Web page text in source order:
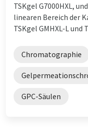
TSKgel G7000HXL,
linearen Bereich der
TSKgel GMHXL-L und
Chromatographie
GPC-Säulen